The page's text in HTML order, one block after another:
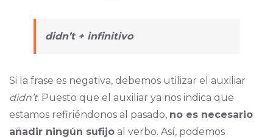
didn’t + infinitivo
Si la frase es negativa, debemos utilizar el auxiliar
didn’t. Puesto que el auxiliar ya nos indica que
estamos refiriéndonos al pasado, no es necesario
añadir ningún sufijoal verbo. Así, podemos